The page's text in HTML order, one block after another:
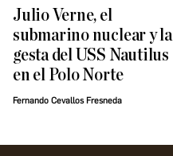
Julio Verne, el
submarino nuclear y la
gesta del USS Nautilus
en el Polo Norte
Fernando Cevallos Fresneda